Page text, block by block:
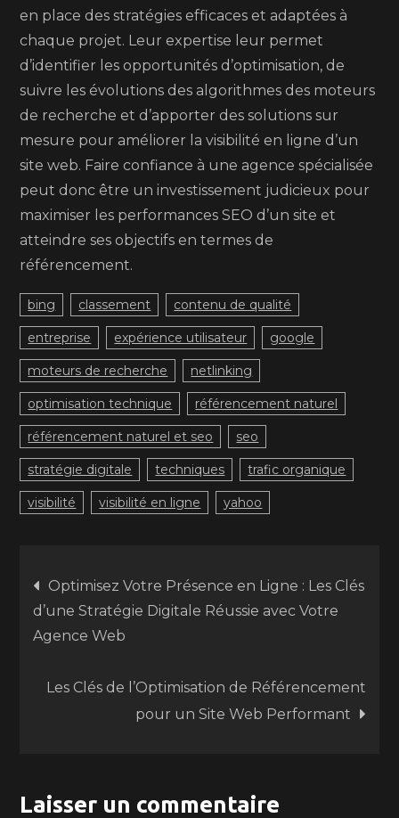
en place des stratégies efficaces et adaptées à
chaque projet. Leur expertise leur permet
d’identifier les opportunités d’optimisation, de
suivre les évolutions des algorithmes des moteurs
de recherche et d’apporter des solutions sur
mesure pour améliorer la visibilité en ligne d’un
site web. Faire confiance à une agence spécialisée
peut donc être un investissement judicieux pour
maximiser les performances SEO d’un site et
atteindre ses objectifs en termes de
référencement.
bing classement contenu de qualité
entreprise expérience utilisateur google
moteurs de recherche netlinking
optimisation technique référencement naturel
référencement naturel et seo seo
stratégie digitale techniques trafic organique
visibilité visibilité en ligne yahoo
Navigation
de
l’article
Optimisez Votre Présence en Ligne : Les Clés
d’une Stratégie Digitale Réussie avec Votre
Agence Web
Les Clés de l’Optimisation de Référencement
pour un Site Web Performant
Laisser un commentaire